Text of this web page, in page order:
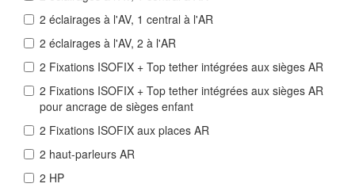
2 éclairages à l'AV, 1 central à l'AR
2 éclairages à l'AV, 2 à l'AR
2 Fixations ISOFIX + Top tether intégrées aux sièges AR
2 Fixations ISOFIX + Top tether intégrées aux sièges AR
pour ancrage de sièges enfant
2 Fixations ISOFIX aux places AR
2 haut-parleurs AR
2 HP